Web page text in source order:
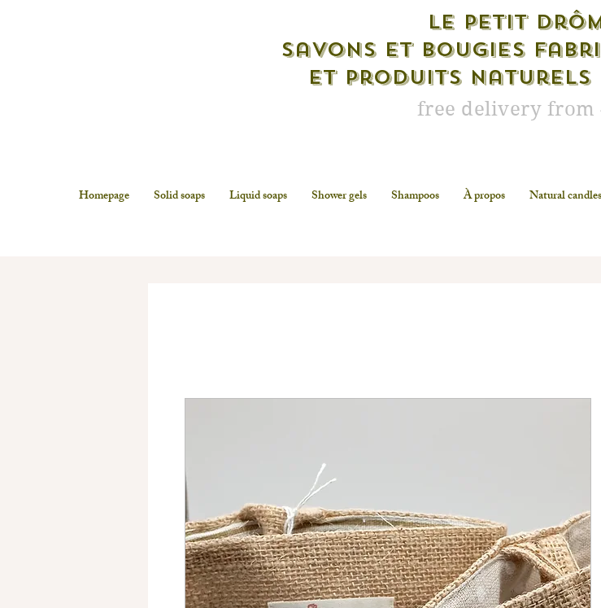
free delivery from
Le petit
savons et bougies
et produits naturels
Homepage Solid soaps Liquid soaps Shower gels Shampoos À propos Natural candles